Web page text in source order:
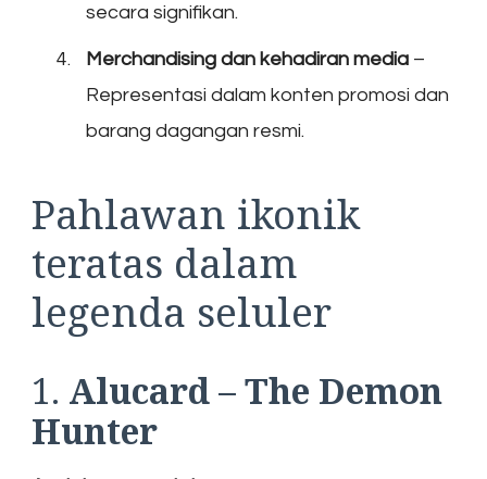
secara signifikan.
Merchandising dan kehadiran media –
Representasi dalam konten promosi dan
barang dagangan resmi.
Pahlawan ikonik
teratas dalam
legenda seluler
1. Alucard – The Demon
Hunter